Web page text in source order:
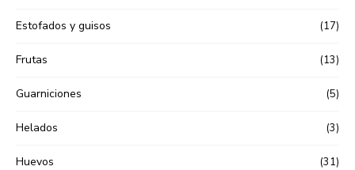
Estofados y guisos (17)
Frutas (13)
Guarniciones (5)
Helados (3)
Huevos (31)